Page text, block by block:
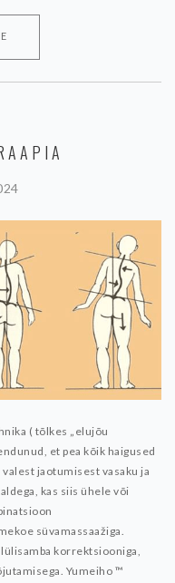
( tõlkes „elujõu
et pea kõik haigused
jaotumisest vasaku ja
kas siis ühele või
süvamassaažiga.
korrektsiooniga,
Yumeiho ™